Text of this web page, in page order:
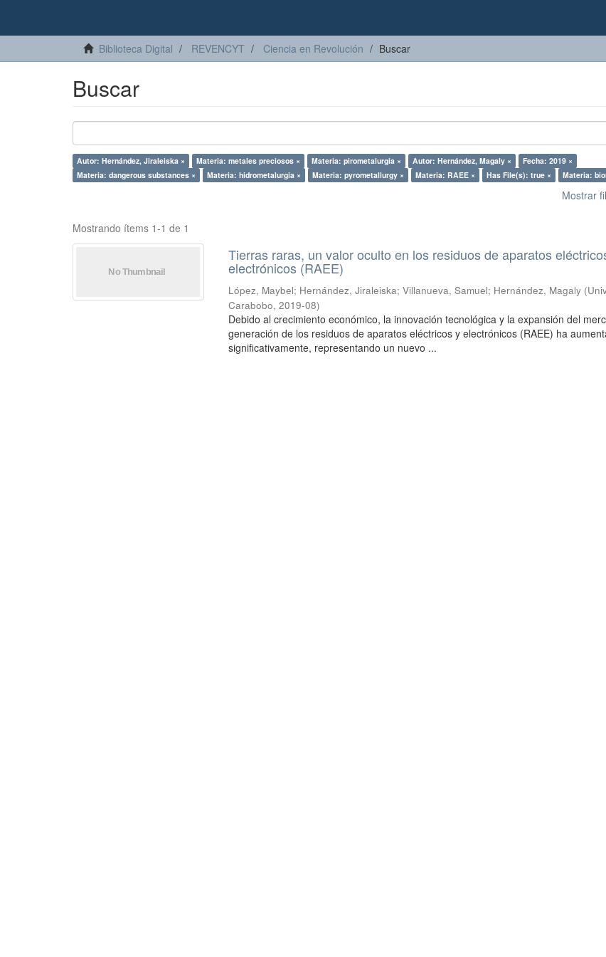
Biblioteca Digital REVENCYT Ciencia en Revolución Buscar
Buscar
Autor: Hernández, Jiraleiska × Materia: metales preciosos × Materia: pirometalurgia × Autor: Hernández, Magaly ×
Fecha: 2019 ×
Materia: dangerous substances ×
Materia: hidrometalurgia × Materia: pyrometallurgy × Materia: RAEE × Has File(s): true × Materia:
Mostrar
Mostrando ítems 1-1 de 1
Tierras raras, un valor oculto en los residuos de aparatos
electrónicos (RAEE)
López, Maybel; Hernández, Jiraleiska;Villanueva, Samuel; Hernández, Magaly (
Carabobo,2019-08)
Debido al crecimiento económico, la innovación tecnológica y la expansión del
generación de los residuos de aparatos eléctricos y electrónicos (RAEE) ha
significativamente, representando un nuevo ...